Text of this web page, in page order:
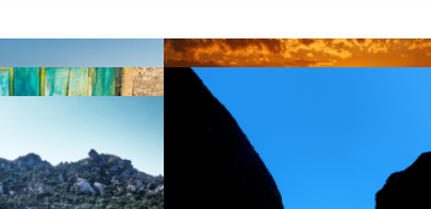
Page 1 of 2 2